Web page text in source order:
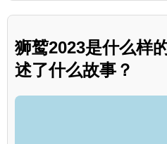
狮鹫2023是什么样
述了什么故事？